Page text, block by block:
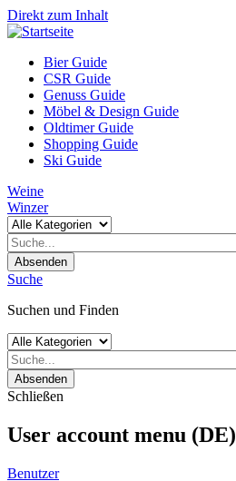
Direkt zum Inhalt
Bier Guide
CSR Guide
Genuss Guide
Möbel & Design Guide
Oldtimer Guide
Shopping Guide
Ski Guide
Weine
Winzer
Absenden
Suche
Suchen und Finden
Absenden
Schließen
User account menu (DE)
Benutzer